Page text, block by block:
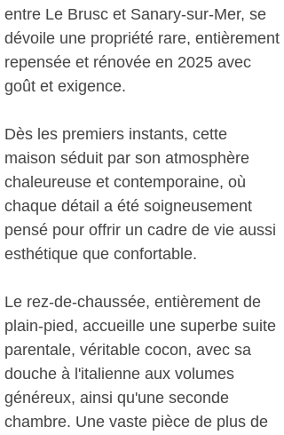
entre Le Brusc et Sanary-sur-Mer, se
dévoile une propriété rare, entièrement
repensée et rénovée en 2025 avec
goût et exigence.
Dès les premiers instants, cette
maison séduit par son atmosphère
chaleureuse et contemporaine, où
chaque détail a été soigneusement
pensé pour offrir un cadre de vie aussi
esthétique que confortable.
Le rez-de-chaussée, entièrement de
plain-pied, accueille une superbe suite
parentale, véritable cocon, avec sa
douche à l'italienne aux volumes
généreux, ainsi qu'une seconde
chambre. Une vaste pièce de plus de